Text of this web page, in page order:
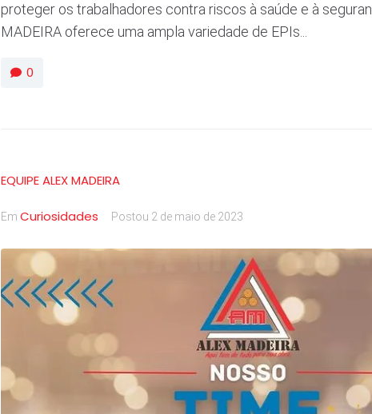
proteger os trabalhadores contra riscos à saúde e à
MADEIRA oferece uma ampla variedade de EPIs...
0
EQUIPE ALEX MADEIRA
Em Curiosidades Postou 2 de maio de 2023